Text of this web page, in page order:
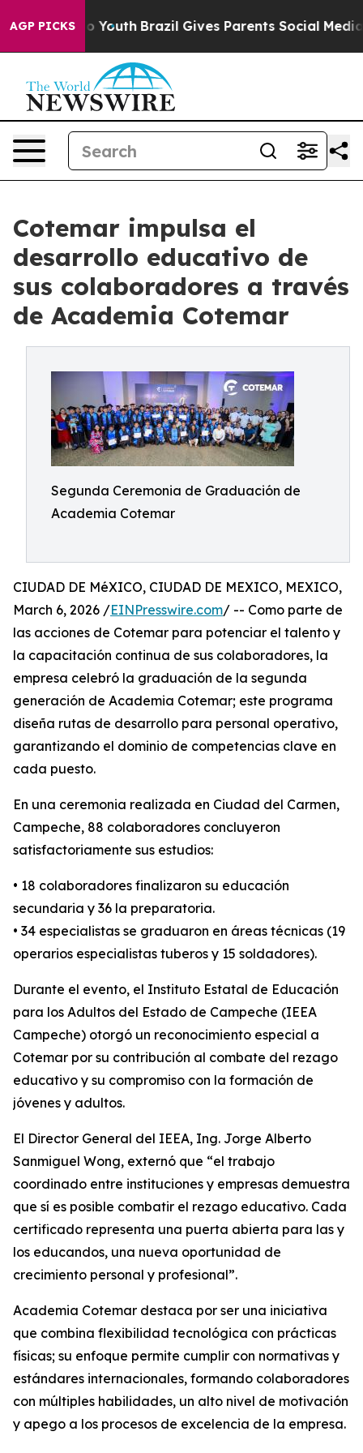
AGP PICKSto Youth Brazil Gives Parents Social Media
Cotemar impulsa el
desarrollo educativo de
sus colaboradores a través
de Academia Cotemar
Segunda Ceremonia de Graduación de
Academia Cotemar
CIUDAD DE MéXICO, CIUDAD DE MEXICO, MEXICO,
March 6, 2026 /EINPresswire.com/ -- Como parte de
las acciones de Cotemar para potenciar el talento y
la capacitación continua de sus colaboradores, la
empresa celebró la graduación de la segunda
generación de Academia Cotemar; este programa
diseña rutas de desarrollo para personal operativo,
garantizando el dominio de competencias clave en
cada puesto.
En una ceremonia realizada en Ciudad del Carmen,
Campeche, 88 colaboradores concluyeron
satisfactoriamente sus estudios:
• 18 colaboradores finalizaron su educación
secundaria y 36 la preparatoria.
• 34 especialistas se graduaron en áreas técnicas (19
operarios especialistas tuberos y 15 soldadores).
Durante el evento, el Instituto Estatal de Educación
para los Adultos del Estado de Campeche (IEEA
Campeche) otorgó un reconocimiento especial a
Cotemar por su contribución al combate del rezago
educativo y su compromiso con la formación de
jóvenes y adultos.
El Director General del IEEA, Ing. Jorge Alberto
Sanmiguel Wong, externó que “el trabajo
coordinado entre instituciones y empresas demuestra
que sí es posible combatir el rezago educativo. Cada
certificado representa una puerta abierta para las y
los educandos, una nueva oportunidad de
crecimiento personal y profesional”.
Academia Cotemar destaca por ser una iniciativa
que combina flexibilidad tecnológica con prácticas
físicas; su enfoque permite cumplir con normativas y
estándares internacionales, formando colaboradores
con múltiples habilidades, un alto nivel de motivación
y apego a los procesos de excelencia de la empresa.